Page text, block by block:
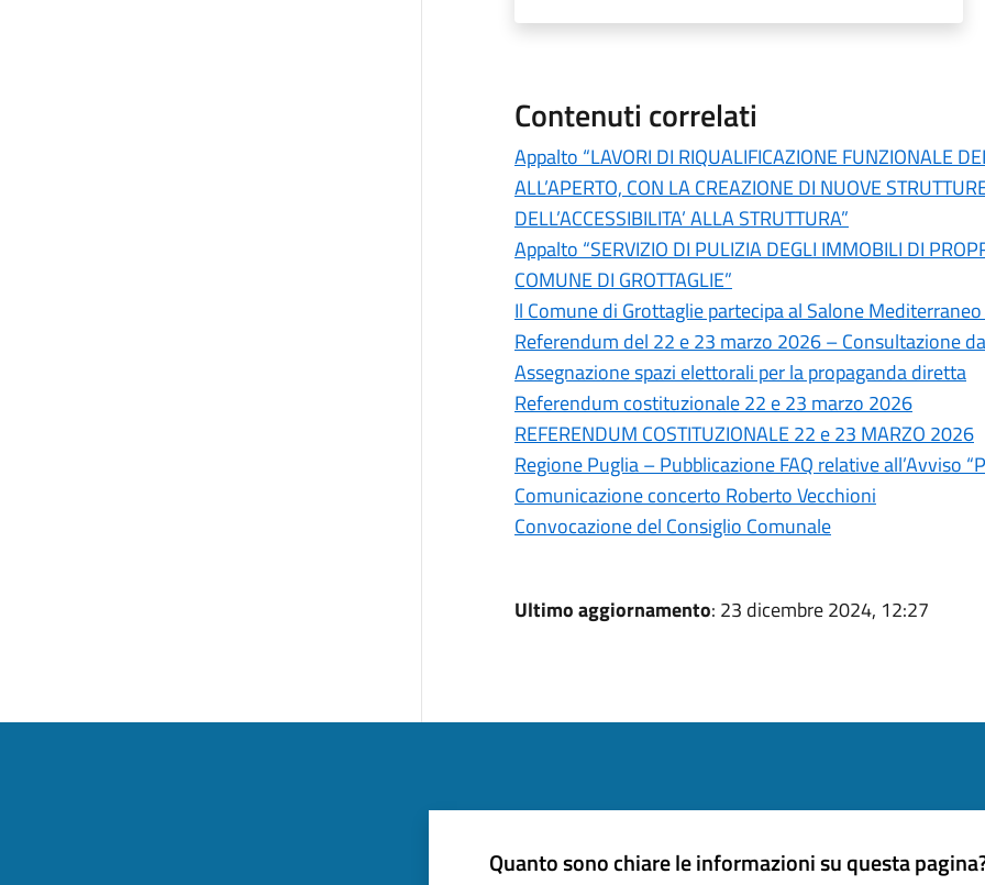
Contenuti correlati
Appalto “LAVORI DI RIQUALIFICAZIONE FUNZIONALE
ALL’APERTO, CON LA CREAZIONE DI NUOVE
DELL’ACCESSIBILITA’ ALLA STRUTTURA”
Appalto “SERVIZIO DI PULIZIA DEGLI IMMOBILI DI
COMUNE DI GROTTAGLIE”
Il Comune di Grottaglie partecipa al Salone Mediterraneo
Referendum del 22 e 23 marzo 2026 – Consultazione
Assegnazione spazi elettorali per la propaganda diretta
Referendum costituzionale 22 e 23 marzo 2026
REFERENDUM COSTITUZIONALE 22 e 23 MARZO 2026
Regione Puglia – Pubblicazione FAQ relative all’Avviso
Comunicazione concerto Roberto Vecchioni
Convocazione del Consiglio Comunale
Ultimo aggiornamento: 23 dicembre 2024, 12:27
Quanto sono chiare le informazioni su questa